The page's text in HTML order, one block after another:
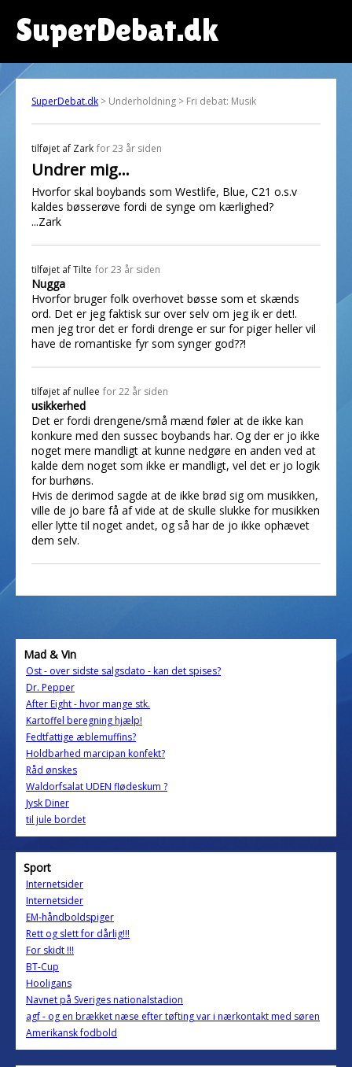
SuperDebat.dk
SuperDebat.dk > Underholdning > Fri debat: Musik
tilføjet af Zark for 23 år siden
Undrer mig...
Hvorfor skal boybands som Westlife, Blue, C21 o.s.v
kaldes bøsserøve fordi de synge om kærlighed?
...Zark
tilføjet afTilte for 23 år siden
Nugga
Hvorfor bruger folk overhovet bøsse som et skænds
ord. Det er jeg faktisk sur over selv om jeg ik er det!.
men jeg tror det er fordi drenge er sur for piger heller vil
have de romantiske fyr som synger god??!
tilføjet af nullee for 22 år siden
usikkerhed
Det er fordi drengene/små mænd føler at de ikke kan
konkure med den sussec boybands har. Og der er jo ikke
noget mere mandligt at kunne nedgøre en anden ved at
kalde dem noget som ikke er mandligt, vel det er jo logik
for burhøns.
Hvis de derimod sagde at de ikke brød sig om musikken,
ville de jo bare få af vide at de skulle slukke for musikken
eller lytte til noget andet, og så har de jo ikke ophævet
dem selv.
Mad & Vin
Ost - over sidste salgsdato - kan det spises?
Dr. Pepper
After Eight - hvor mange stk.
Kartoffel beregning hjælp!
Fedtfattige æblemuffins?
Holdbarhed marcipan konfekt?
Råd ønskes
Waldorfsalat UDEN flødeskum ?
Jysk Diner
til jule bordet
Sport
Internetsider
Internetsider
EM-håndboldspiger
Rett og slett for dårlig!!!
For skidt !!!
BT-Cup
Hooligans
Navnet på Sveriges nationalstadion
agf - og en brækket næse efter tøfting var i nærkontakt med søren
Amerikansk fodbold